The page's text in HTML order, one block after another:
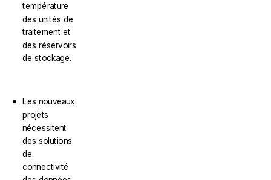
température
des unités de
traitement et
des réservoirs
de stockage.
Les nouveaux
projets
nécessitent
des solutions
de
connectivité